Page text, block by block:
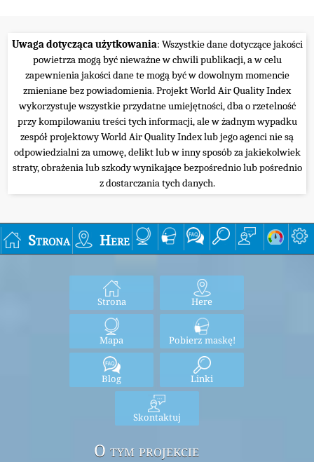
Uwaga dotycząca użytkowania: Wszystkie dane dotyczące jakości
powietrza mogą być nieważne w chwili publikacji, a w celu
zapewnienia jakości dane te mogą być w dowolnym momencie
zmieniane bez powiadomienia. Projekt World Air Quality Index
wykorzystuje wszystkie przydatne umiejętności, dba o rzetelność
przy kompilowaniu treści tych informacji, ale w żadnym wypadku
zespół projektowy World Air Quality Index lub jego agenci nie są
odpowiedzialni za umowę, delikt lub w inny sposób za jakiekolwiek
straty, obrażenia lub szkody wynikające bezpośrednio lub pośrednio
z dostarczania tych danych.
Strona Here
Strona Here
Mapa Pobierz maskę!
Blog Linki
Skontaktuj
O tym projekcie